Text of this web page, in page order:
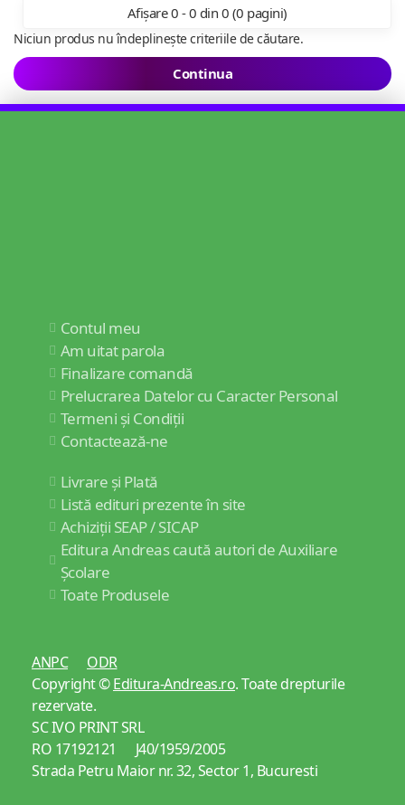
Afișare 0 - 0 din 0 (0 pagini)
Niciun produs nu îndeplinește criteriile de căutare.
Continua
Contul meu
Am uitat parola
Finalizare comandă
Prelucrarea Datelor cu Caracter Personal
Termeni și Condiții
Contactează-ne
Livrare și Plată
Listă edituri prezente în site
Achiziții SEAP / SICAP
Editura Andreas caută autori de Auxiliare
Școlare
Toate Produsele
ANPC
ODR
Copyright ©Editura-Andreas.ro. Toate drepturile
rezervate.
SC IVO PRINT SRL
RO 17192121 J40/1959/2005
Strada Petru Maior nr. 32, Sector 1, Bucuresti